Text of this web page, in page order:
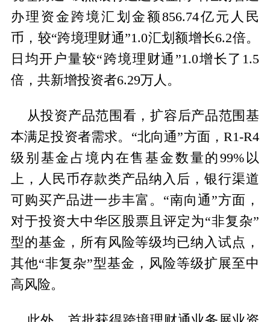
办理资金跨境汇划金额856.74亿元人民
币，较“跨境理财通”1.0汇划额增长6.2倍。
日均开户量较“跨境理财通”1.0增长了1.5
倍，共新增投资者6.29万人。
从投资产品范围看，扩容后产品范围基
本满足投资者需求。“北向通”方面，R1-R4
级别基金占境内在售基金数量的99%以
上，人民币存款类产品纳入后，银行渠道
可购买产品进一步丰富。“南向通”方面，
对于投资大中华区股票且评定为“非复杂”
型的基金，所有风险等级均已纳入试点，
其他“非复杂”型基金，风险等级扩展至中
高风险。